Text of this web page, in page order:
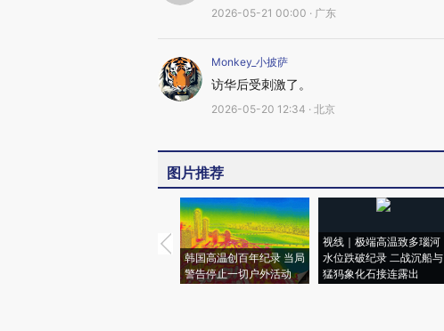
2026-05-21 00:00 · 广东
Monkey_小披萨
访华后受刺激了。
2026-05-20 12:34 · 北京
图片推荐
韩国高温创百年纪录 当局
警告停止一切户外活动
视线｜极端高温致多瑙河
水位跌破纪录 二战沉船与
猛犸象化石接连露出